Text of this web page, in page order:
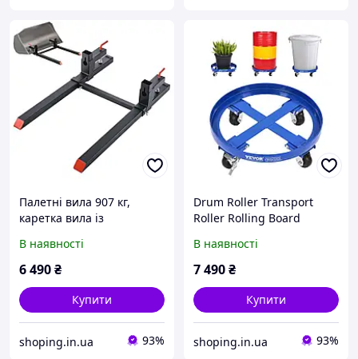
Палетні вила 907 кг,
каретка вила із
довжина 1090 мм, вила з
регульованою
навісного Vevor
В наявності
6 490₴
Купити
shoping.in.ua 93%
Drum Roller Transport
Roller Rolling Board
Ø615x188mm Vevor
414311
В наявності
7 490₴
Купити
shoping.in.ua 93%